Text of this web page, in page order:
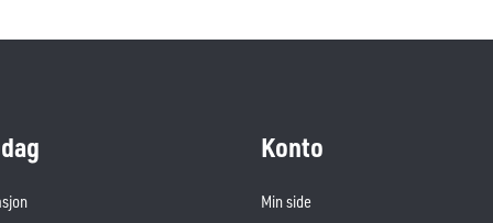
Konto
Min side